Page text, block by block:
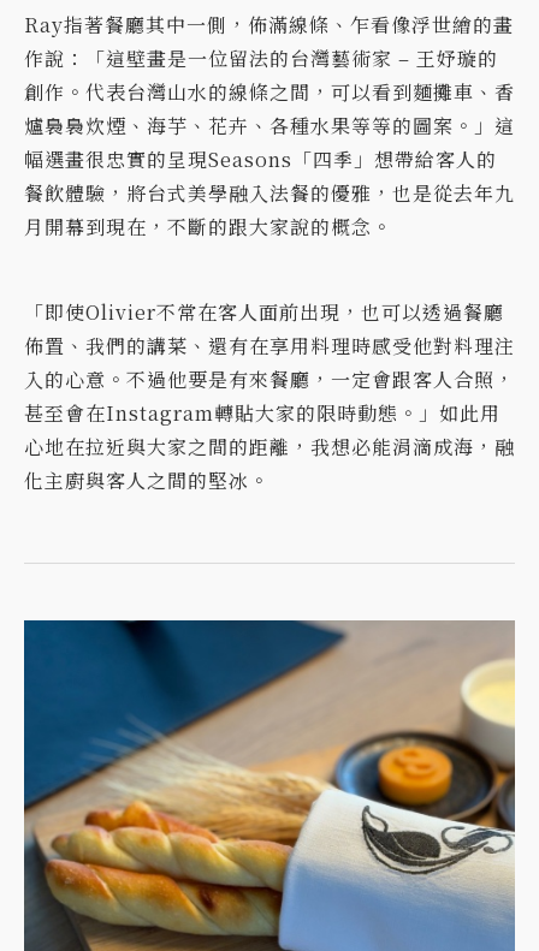
Ray指著餐廳其中一側，佈滿線條、乍看像浮世繪的畫
作說：「這壁畫是一位留法的台灣藝術家 – 王妤璇的
創作。代表台灣山水的線條之間，可以看到麵攤車、香
爐裊裊炊煙、海芋、花卉、各種水果等等的圖案。」這
幅選畫很忠實的呈現Seasons「四季」想帶給客人的
餐飲體驗，將台式美學融入法餐的優雅，也是從去年九
月開幕到現在，不斷的跟大家說的概念。
「即使Olivier不常在客人面前出現，也可以透過餐廳
佈置、我們的講菜、還有在享用料理時感受他對料理注
入的心意。不過他要是有來餐廳，一定會跟客人合照，
甚至會在Instagram轉貼大家的限時動態。」如此用
心地在拉近與大家之間的距離，我想必能涓滴成海，融
化主廚與客人之間的堅冰。